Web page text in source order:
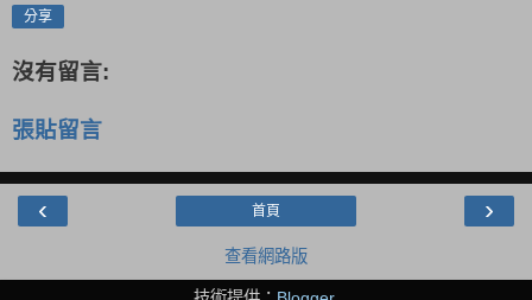
分享
沒有留言:
張貼留言
‹ ›
首頁
查看網路版